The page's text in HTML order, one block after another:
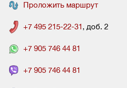
Проложить маршрут
+7 495 215-22-31, доб. 2
+7 905 746 44 81
+7 905 746 44 81